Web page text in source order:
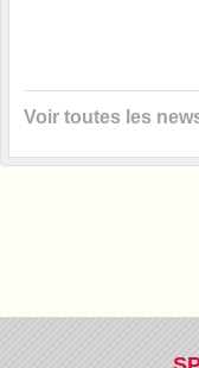
Voir toutes les